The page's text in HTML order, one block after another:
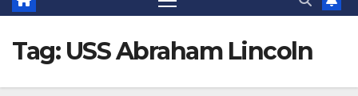
Tag: USS Abraham Lincoln